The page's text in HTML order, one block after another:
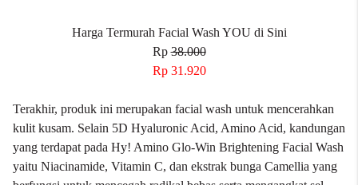
Harga Termurah Facial Wash YOU di Sini
Rp38.000
Rp 31.920
Terakhir, produk ini merupakan facial wash untuk mencerahkan
kulit kusam. Selain 5D Hyaluronic Acid, Amino Acid, kandungan
yang terdapat pada Hy! Amino Glo-Win Brightening Facial Wash
yaitu Niacinamide, Vitamin C, dan ekstrak bunga Camellia yang